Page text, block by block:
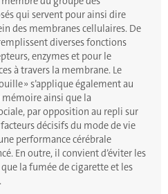
qui servent pour ainsi dire
des membranes cellulaires. De
diverses fonctions
enzymes et pour le
à travers la membrane. Le
» s’applique également au
mémoire ainsi que la
par opposition au repli sur
décisifs du mode de vie
performance cérébrale
En outre, il convient d’éviter les
la fumée de cigarette et les